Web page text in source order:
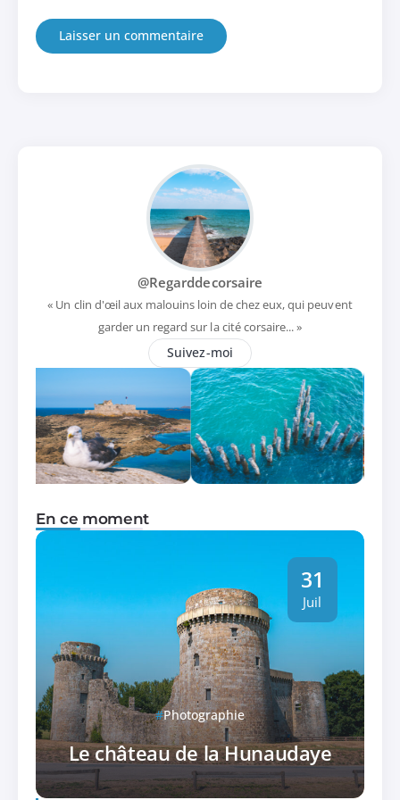
@Regarddecorsaire
« Un clin d'œil aux malouins loin de chez eux, qui peuvent
garder un regard sur la cité corsaire... »
Suivez-moi
En ce moment
Photographie
Le château de la Hunaudaye
31
Juil